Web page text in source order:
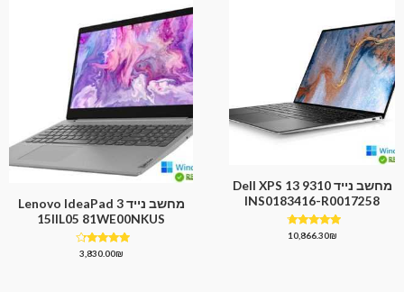
מחשב נייד Dell XPS 13 9310
INS0183416-R0017258
דורג
10,866.30₪
מחשב נייד Lenovo IdeaPad 3
15IIL05 81WE00NKUS
דורג
3,830.00₪